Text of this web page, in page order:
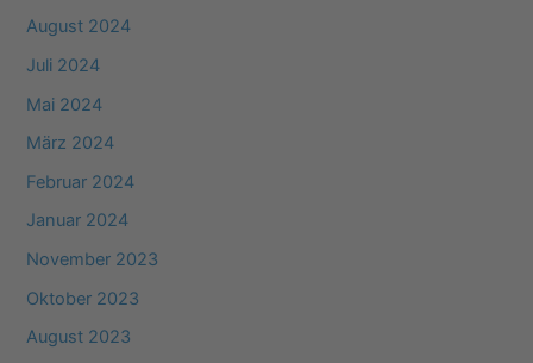
August 2024
Juli 2024
Mai 2024
März 2024
Februar 2024
Januar 2024
November 2023
Oktober 2023
August 2023